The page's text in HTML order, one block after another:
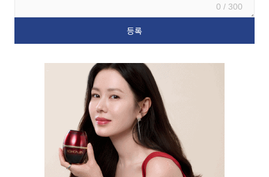
0 / 300